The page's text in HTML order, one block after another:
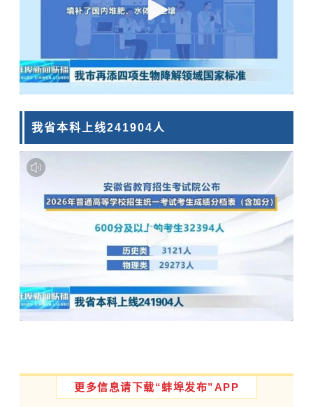
我省本科上线241904人
更多信息请下载“蚌埠发布”APP